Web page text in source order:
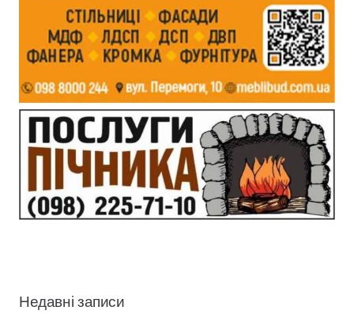
Недавні записи